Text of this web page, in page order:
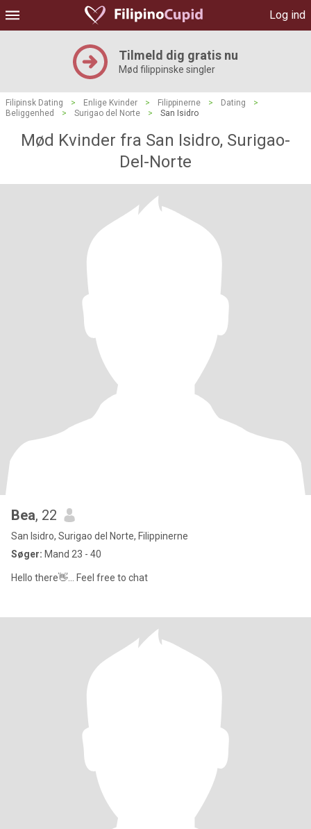
Log ind
Tilmeld dig gratis nu
Mød filippinske singler
Filipinsk Dating > Enlige Kvinder > Filippinerne > Dating
>
Beliggenhed
> Surigao del Norte > San Isidro
Mød Kvinder fra San Isidro, Surigao-
Del-Norte
Bea, 22
San Isidro, Surigao del Norte, Filippinerne
Søger: Mand 23 - 40
Hello there👋... Feel free to chat